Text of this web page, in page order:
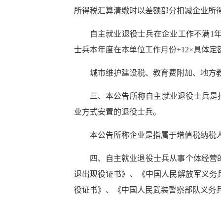
所得税汇算清缴时以差额部分扣减企业所
自主就业退役士兵在企业工作不满1
士兵本年度在本单位工作月份÷12×具体定
城市维护建设税、教育费附加、地方
三、本公告所称自主就业退役士兵
业方式安置的退役士兵。
本公告所称企业是指属于增值税纳税
四、自主就业退役士兵从事个体经
退出现役证书》、《中国人民解放军义
役证书》、《中国人民武装警察部队义务